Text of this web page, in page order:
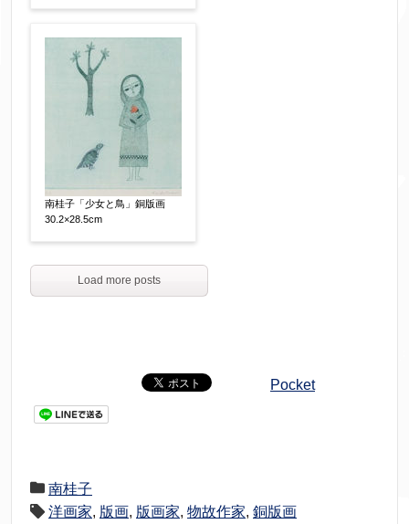
南桂子「少女と鳥」銅版画
30.2×28.5cm
Load more posts
Pocket
南桂子
洋画家, 版画, 版画家, 物故作家, 銅版画